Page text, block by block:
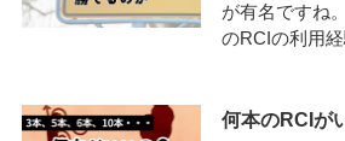
が有名ですね
のRCIの利用
何本のRCIが